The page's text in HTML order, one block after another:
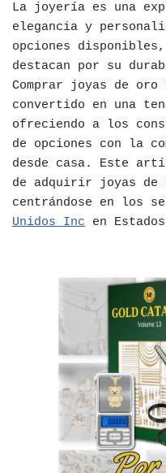
La joyería es una
elegancia y
opciones
destacan por su
Comprar joyas de
convertido en una
ofreciendo a los
de opciones con la
desde casa. Este
de adquirir joyas de
centrándose en los
Unidos Inc en